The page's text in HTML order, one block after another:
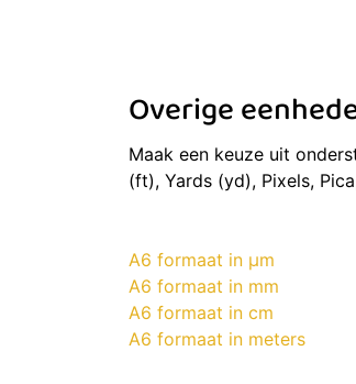
Overige
Maak een keuze uit
(ft), Yards (yd), Pixels,
A6 formaat in μm
A6 formaat in mm
A6 formaat in cm
A6 formaat in meters